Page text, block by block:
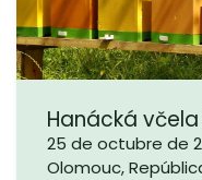
25 de octubre de
Olomouc,